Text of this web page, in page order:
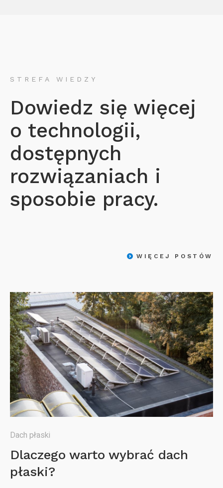
STREFA WIEDZY
Dowiedz się więcej
o technologii,
dostępnych
rozwiązaniach i
sposobie pracy.
WIĘCEJ POSTÓW
Dach płaski
Dlaczego warto wybrać dach
płaski?